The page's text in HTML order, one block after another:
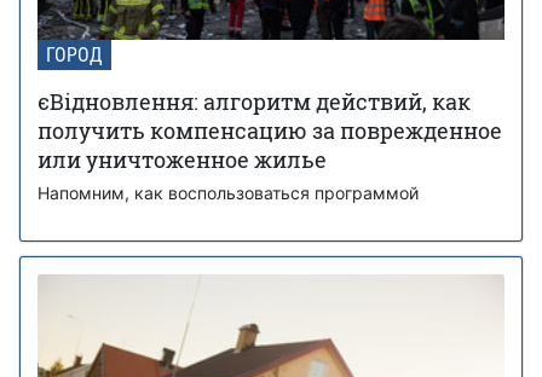
ГОРОД
єВідновлення: алгоритм действий, как
получить компенсацию за поврежденное
или уничтоженное жилье
Напомним, как воспользоваться программой